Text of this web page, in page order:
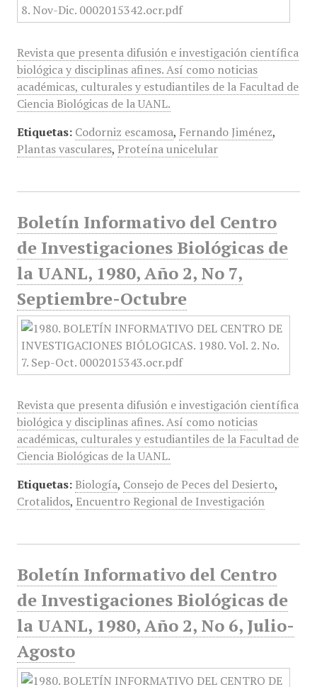
Revista que presenta difusión e investigación científica
biológica y disciplinas afines. Así como noticias
académicas, culturales y estudiantiles de la Facultad de
Ciencia Biológicas de la UANL.
Etiquetas: Codorniz escamosa, Fernando Jiménez,
Plantas vasculares, Proteína unicelular
Boletín Informativo del Centro
de Investigaciones Biológicas de
la UANL, 1980, Año 2, No 7,
Septiembre-Octubre
Revista que presenta difusión e investigación científica
biológica y disciplinas afines. Así como noticias
académicas, culturales y estudiantiles de la Facultad de
Ciencia Biológicas de la UANL.
Etiquetas: Biología, Consejo de Peces del Desierto,
Crotalidos, Encuentro Regional de Investigación
Boletín Informativo del Centro
de Investigaciones Biológicas de
la UANL, 1980, Año 2, No 6, Julio-
Agosto